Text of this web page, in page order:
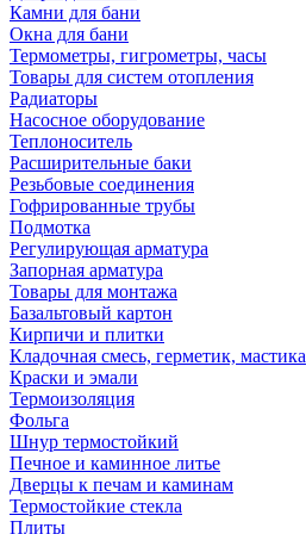
Камни для бани
Окна для бани
Термометры, гигрометры, часы
Товары для систем отопления
Радиаторы
Насосное оборудование
Теплоноситель
Расширительные баки
Резьбовые соединения
Гофрированные трубы
Подмотка
Регулирующая арматура
Запорная арматура
Товары для монтажа
Базальтовый картон
Кирпичи и плитки
Кладочная смесь, герметик, мастика
Краски и эмали
Термоизоляция
Фольга
Шнур термостойкий
Печное и каминное литье
Дверцы к печам и каминам
Термостойкие стекла
Плиты